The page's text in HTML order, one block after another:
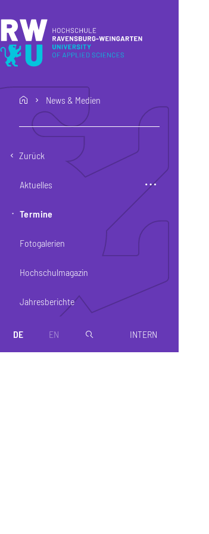
home News & Medien
Zurück
Aktuelles
Termine
Fotogalerien
Hochschulmagazin
Jahresberichte
DE EN magnifier INTERN